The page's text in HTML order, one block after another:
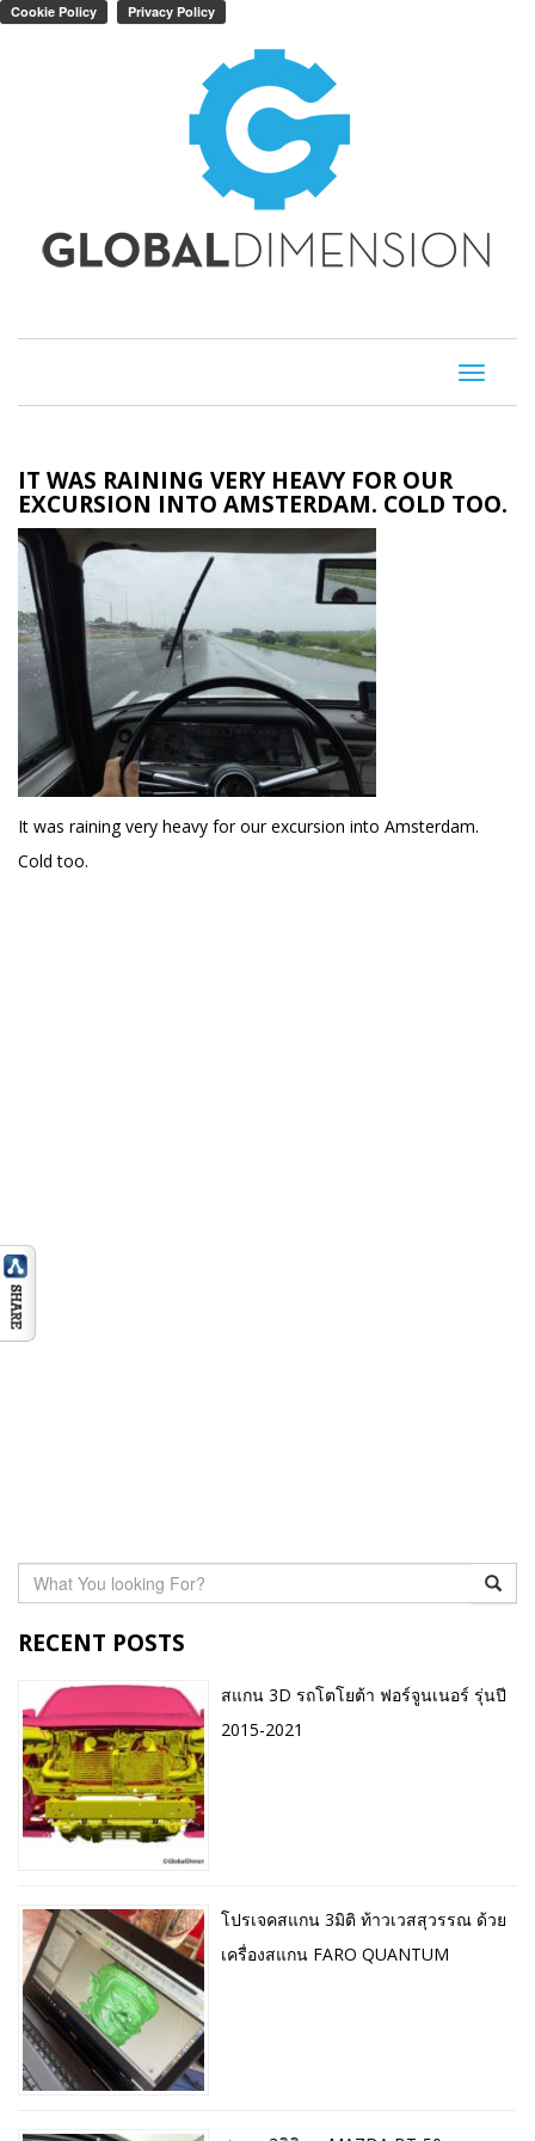
Toggle
IT WAS RAINING VERY HEAVY FOR OUR
EXCURSION INTO AMSTERDAM. COLD TOO.
It was raining very heavy for our excursion into Amsterdam.
Cold too.
RECENT POSTS
สแกน 3D รถโตโยต้า ฟอร์จูนเนอร์ รุ่นปี
2015-2021
โปรเจคสแกน 3มิติ ท้าวเวสสุวรรณ ด้วย
เครื่องสแกน FARO QUANTUM